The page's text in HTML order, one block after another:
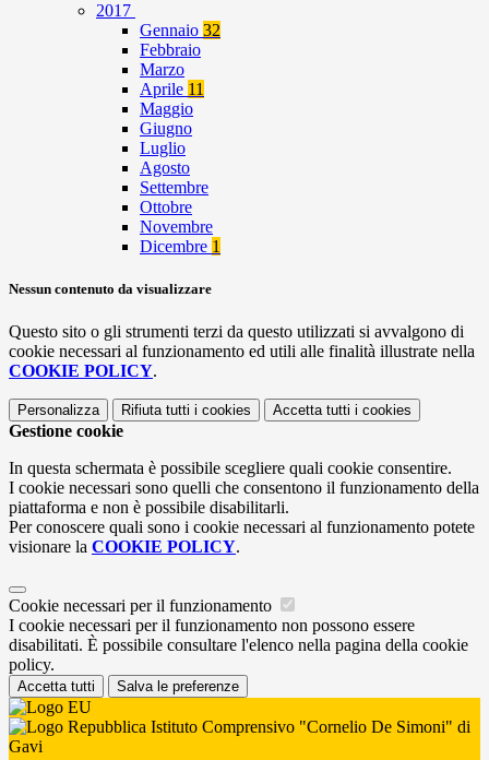
2017
Gennaio 32
Febbraio
Marzo
Aprile 11
Maggio
Giugno
Luglio
Agosto
Settembre
Ottobre
Novembre
Dicembre 1
Nessun contenuto da visualizzare
Questo sito o gli strumenti terzi da questo utilizzati si avvalgono di
cookie necessari al funzionamento ed utili alle finalità illustrate nella
COOKIE POLICY.
Personalizza Rifiuta tutti i cookies Accetta tutti i cookies
Gestione cookie
In questa schermata è possibile scegliere quali cookie consentire.
I cookie necessari sono quelli che consentono il funzionamento della
piattaforma e non è possibile disabilitarli.
Per conoscere quali sono i cookie necessari al funzionamento potete
visionare la COOKIE POLICY.
Cookie necessari per il funzionamento
I cookie necessari per il funzionamento non possono essere
disabilitati. È possibile consultare l'elenco nella pagina della cookie
policy.
Accetta tutti Salva le preferenze
Istituto Comprensivo "Cornelio De Simoni" di
Gavi